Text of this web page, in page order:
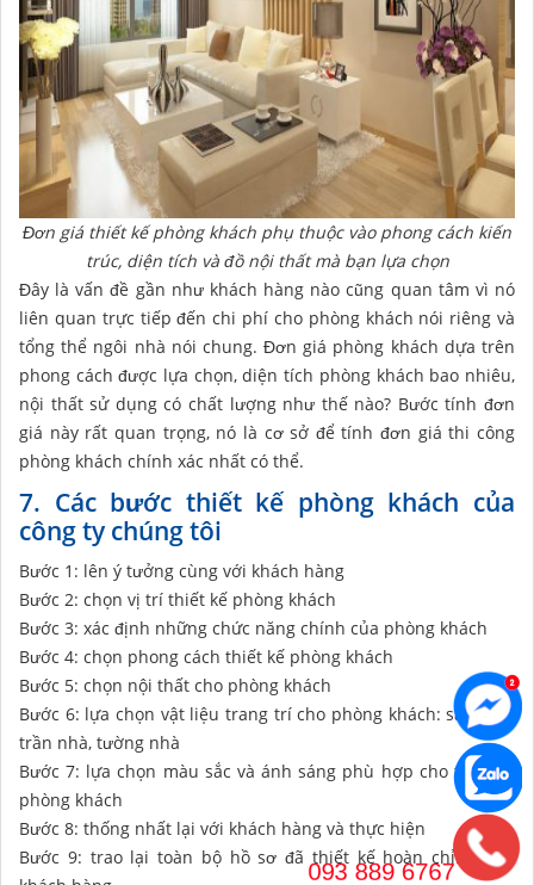
Đơn giá thiết kế phòng khách phụ thuộc vào phong cách kiến
trúc, diện tích và đồ nội thất mà bạn lựa chọn
Đây là vấn đề gần như khách hàng nào cũng quan tâm vì nó
liên quan trực tiếp đến chi phí cho phòng khách nói riêng và
tổng thể ngôi nhà nói chung. Đơn giá phòng khách dựa trên
phong cách được lựa chọn, diện tích phòng khách bao nhiêu,
nội thất sử dụng có chất lượng như thế nào? Bước tính đơn
giá này rất quan trọng, nó là cơ sở để tính đơn giá thi công
phòng khách chính xác nhất có thể.
7. Các bước thiết kế phòng khách của
công ty chúng tôi
Bước 1: lên ý tưởng cùng với khách hàng
Bước 2: chọn vị trí thiết kế phòng khách
Bước 3: xác định những chức năng chính của phòng khách
Bước 4: chọn phong cách thiết kế phòng khách
Bước 5: chọn nội thất cho phòng khách
Bước 6: lựa chọn vật liệu trang trí cho phòng khách: sàn nhà,
trần nhà, tường nhà
Bước 7: lựa chọn màu sắc và ánh sáng phù hợp cho thiết kế
phòng khách
Bước 8: thống nhất lại với khách hàng và thực hiện
Bước 9: trao lại toàn bộ hồ sơ đã thiết kế hoàn chỉnh đến